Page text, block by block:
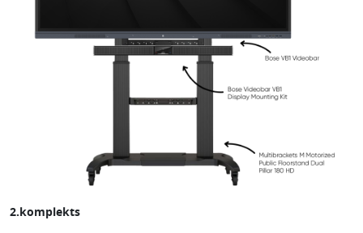
2.komplekts